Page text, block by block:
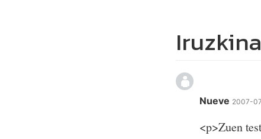
Nueve 2007-
<p>Zuen